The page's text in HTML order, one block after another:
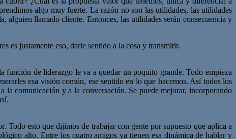
algo muy fuerte. La razón no son las utilidades, las utilidades
alguien llamado cliente. Entonces, las utilidades serán consecuencia y
es justamente eso, darle sentido a la cosa y transmitir.
de liderazgo le va a quedar un poquito grande. Todo empieza
esa visión común, ese sentido en lo que hacemos. Así todos los
la comunicación y a la conversación. Se puede mejorar, incorporando
Todo esto que dijimos de trabajar con gente por supuesto que aplica a
alto. Entre los cuatro amigos ya tienen esa dinámica de hablar y